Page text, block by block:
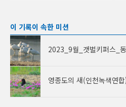
이 기록이 속한 미션
2023_9월_갯벌키퍼스_
영종도의 새(인천녹색연